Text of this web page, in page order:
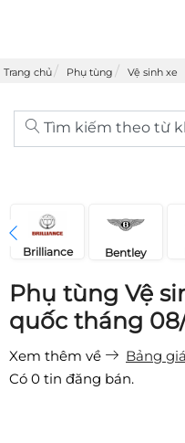
Trang chủ Phụ tùng Vệ sinh xe
Tìm kiếm theo từ
Brilliance Bentley
Phụ tùng Vệ
quốc tháng
Xem thêm về
Bảng
Có 0 tin đăng bán.